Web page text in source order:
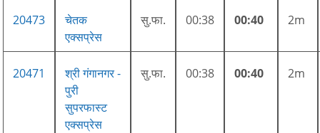
20473
चेतक
एक्सप्रेस
सु.फा. 00:38 00:40 2m
20471
श्री गंगानगर -
पुरी
सुपरफास्ट
एक्सप्रेस
सु.फा. 00:38 00:40 2m